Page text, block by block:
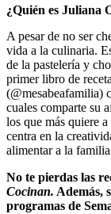
¿Quién es Juliana
A pesar de no ser
vida a la culinaria.
de la pastelería y
primer libro de
(@mesabeafamilia)
cuales comparte su
los que más quiere
centra en la
alimentar a la
No te pierdas las
Cocinan. Además,
programas de